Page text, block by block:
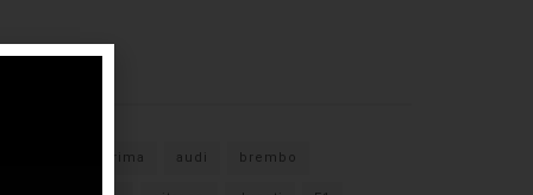
anteprima audi brembo